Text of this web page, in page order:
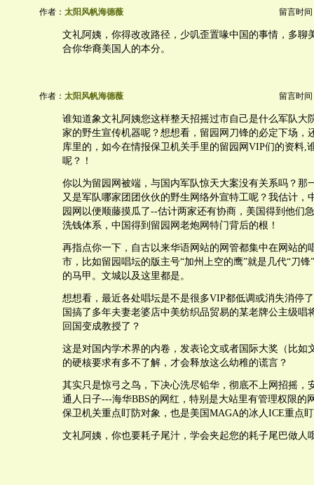
作者： 太阳风帆海德薇 留言时间
文礼阿姨，你得改改路径，少叽歪置喙中国的事情，多聊
合你华裔美国人的本分。
作者： 太阳风帆海德薇 留言时间
谁知道象文礼阿姨您这样整天招摇过市自己是什么军队大
家的野生宣传机器呢？想想看，留园网刀锋的必定下场，
库里的，如今在情报保卫机关手里的留园网VIP们的资料,
呢？！
你以为留园网被端，与国内军队惊天大案没有关系吗？那
又是军队哪家团团伙伙的野生网络外宣特工呢？我估计，
园网以便顺藤摸瓜了--估计两家还有协商，美国得到他们
洗钱体系，中国得到留园网老炮网特门背后的根！
再指点你一下，自古以来华语网站的网管都集中在网站的
市，比如留园唱坛的版主号“加州上空的鹰”就是几代“刀锋
的马甲。文城以及这里都是。
想想看，最近各处唱坛是不是很多VIP都低调或消失消停
国搞了多年夫妻老婆店中美纺织品贸易的某老牌公主级唱
回国变成教授了？
这是对国内学术界的内卷，发表论文或者国际大奖（比如
的硬核要求有多不了解，才会释放这么幼稚的谎言？
其实只是惊弓之鸟，下决心洗尽铅华，彻底不上网招摇，
通人日子---海华BBS的网红，特别是大站里有管理权限的
保卫机关重点盯防对象，也是美国MAGA的冰人ICE重点
文礼阿姨，你也要耗子尾汁，学会夹起您的耗子尾巴做人